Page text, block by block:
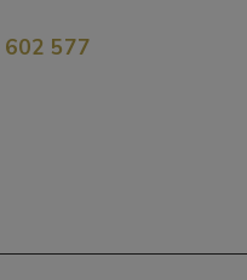
577